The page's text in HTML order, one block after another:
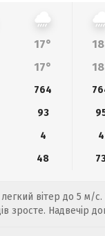
17°
17°
764
93
4 4
48
вітер до 5 м/с.
зросте. Надвечір